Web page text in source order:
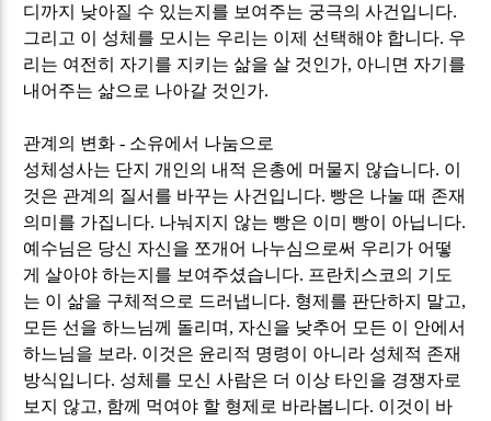
디까지 낮아질 수 있는지를 보여주는 궁극의 사건입니다.
그리고 이 성체를 모시는 우리는 이제 선택해야 합니다. 우
리는 여전히 자기를 지키는 삶을 살 것인가, 아니면 자기를
내어주는 삶으로 나아갈 것인가.
관계의 변화- 소유에서 나눔으로
성체성사는 단지 개인의 내적 은총에 머물지 않습니다. 이
것은 관계의 질서를 바꾸는 사건입니다. 빵은 나눌 때 존재
의미를 가집니다. 나눠지지 않는 빵은 이미 빵이 아닙니다.
예수님은 당신 자신을 쪼개어 나누심으로써 우리가 어떻
게 살아야 하는지를 보여주셨습니다. 프란치스코의 기도
는 이 삶을 구체적으로 드러냅니다. 형제를 판단하지 말고,
모든 선을 하느님께 돌리며 , 자신을 낮추어 모든 이 안에서
하느님을 보라. 이것은 윤리적 명령이 아니라 성체적 존재
방식입니다. 성체를 모신 사람은 더 이상 타인을 경쟁자로
보지 않고, 함께 먹여야 할 형제로 바라봅니다. 이것이 바